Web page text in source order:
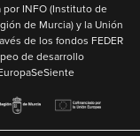
por INFO(Instituto de
de Murcia) y la Unión
de los fondos FEDER
de desarrollo